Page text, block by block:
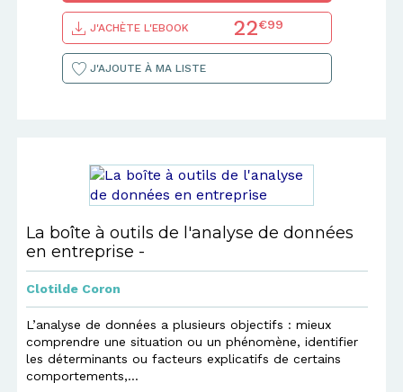
J'ACHÈTE L'EBOOK 22€99
J'AJOUTE À MA LISTE
La boîte à outils de l'analyse de données
en entreprise -
Clotilde Coron
L’analyse de données a plusieurs objectifs : mieux
comprendre une situation ou un phénomène, identifier
les déterminants ou facteurs explicatifs de certains
comportements,...